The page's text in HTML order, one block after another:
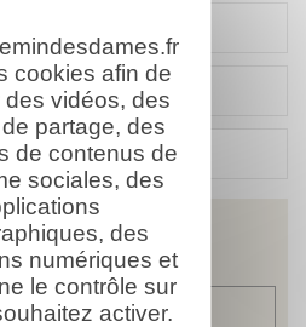
ce combattant
combattant
ce combattant
cookies afin de
des vidéos, des
partage, des
de contenus de
sociales, des
des
numériques et
le contrôle sur
activer.